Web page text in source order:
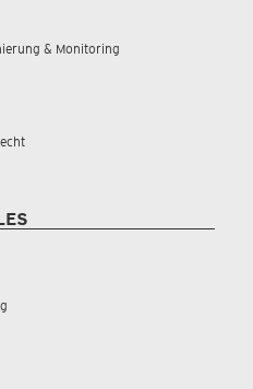
& Monitoring